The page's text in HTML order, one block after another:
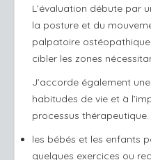
L’évaluation débute par
la posture et du
palpatoire
cibler les zones
J’accorde également
habitudes de vie et à
processus thérapeutique.
les bébés et les enfants
quelques exercices ou